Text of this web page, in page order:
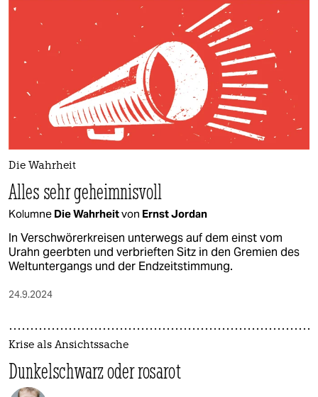
Die Wahrheit
Alles sehr geheimnisvoll
Kolumne Die Wahrheitvon Ernst Jordan
In Verschwörerkreisen unterwegs auf dem einst vom
Urahn geerbten und verbrieften Sitz in den Gremien des
Weltuntergangs und der Endzeitstimmung.
24.9.2024
Krise als Ansichtssache
Dunkelschwarz oder rosarot